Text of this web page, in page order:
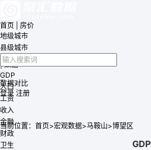
首页
房价
地级城市
县级城市
| 数据
GDP
人口
工资
收入
金融
财政
卫生
数据对比
登录 注册
当前位置： 首页>宏观数据>马鞍山>博望区
GDP